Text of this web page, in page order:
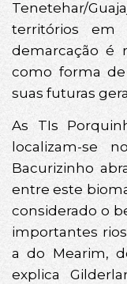
Tenetehar/
territórios em
demarcação é
como forma
suas futuras
As TIs
localizam-se
Bacurizinho
entre este
considerado o
importantes
a do Mearim,
explica